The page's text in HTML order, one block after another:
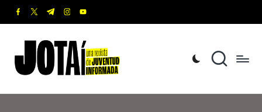
Saltar
contenido
facebook.com
twitter.com
t.me instagram.com
youtube.com
o
t
revista
de
Informada